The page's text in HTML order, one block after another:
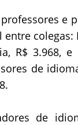
e
colegas:
R$ 3.968,
de
de